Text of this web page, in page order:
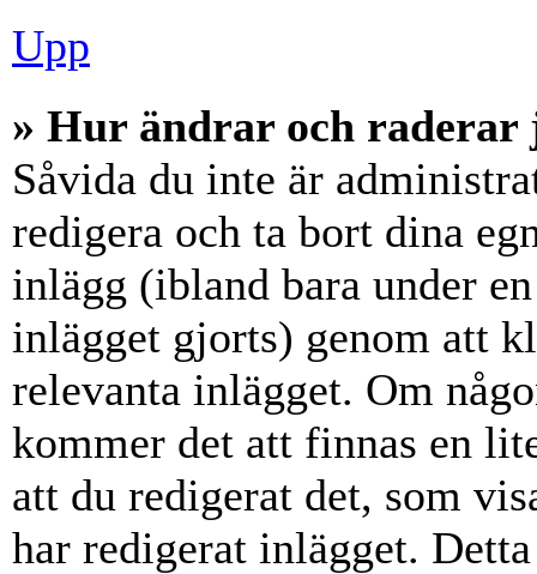
Upp
» Hur ändrar och raderar
Såvida du inte är
redigera och ta bort dina
inlägg (ibland bara under
inlägget gjorts) genom att
relevanta inlägget. Om
kommer det att finnas en
att du redigerat det, som
har redigerat inlägget.